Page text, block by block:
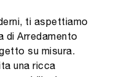
ti aspettiamo
di Arredamento
su misura.
una ricca